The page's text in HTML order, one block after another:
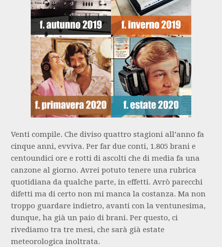
Venti compile. Che diviso quattro stagioni all’anno fa
cinque anni, evviva. Per far due conti, 1.805 brani e
centoundici ore e rotti di ascolti che di media fa una
canzone al giorno. Avrei potuto tenere una rubrica
quotidiana da qualche parte, in effetti. Avrò parecchi
difetti ma di certo non mi manca la costanza. Ma non
troppo guardare indietro, avanti con la ventunesima,
dunque, ha già un paio di brani. Per questo, ci
rivediamo tra tre mesi, che sarà già estate
meteorologica inoltrata.